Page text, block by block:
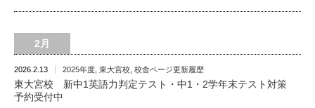
2月
2026.2.13 2025年度 東大宮校 校舎ページ更新履歴
東大宮校 新中1英語力判定テスト・中1・2学年末テスト対策
予約受付中